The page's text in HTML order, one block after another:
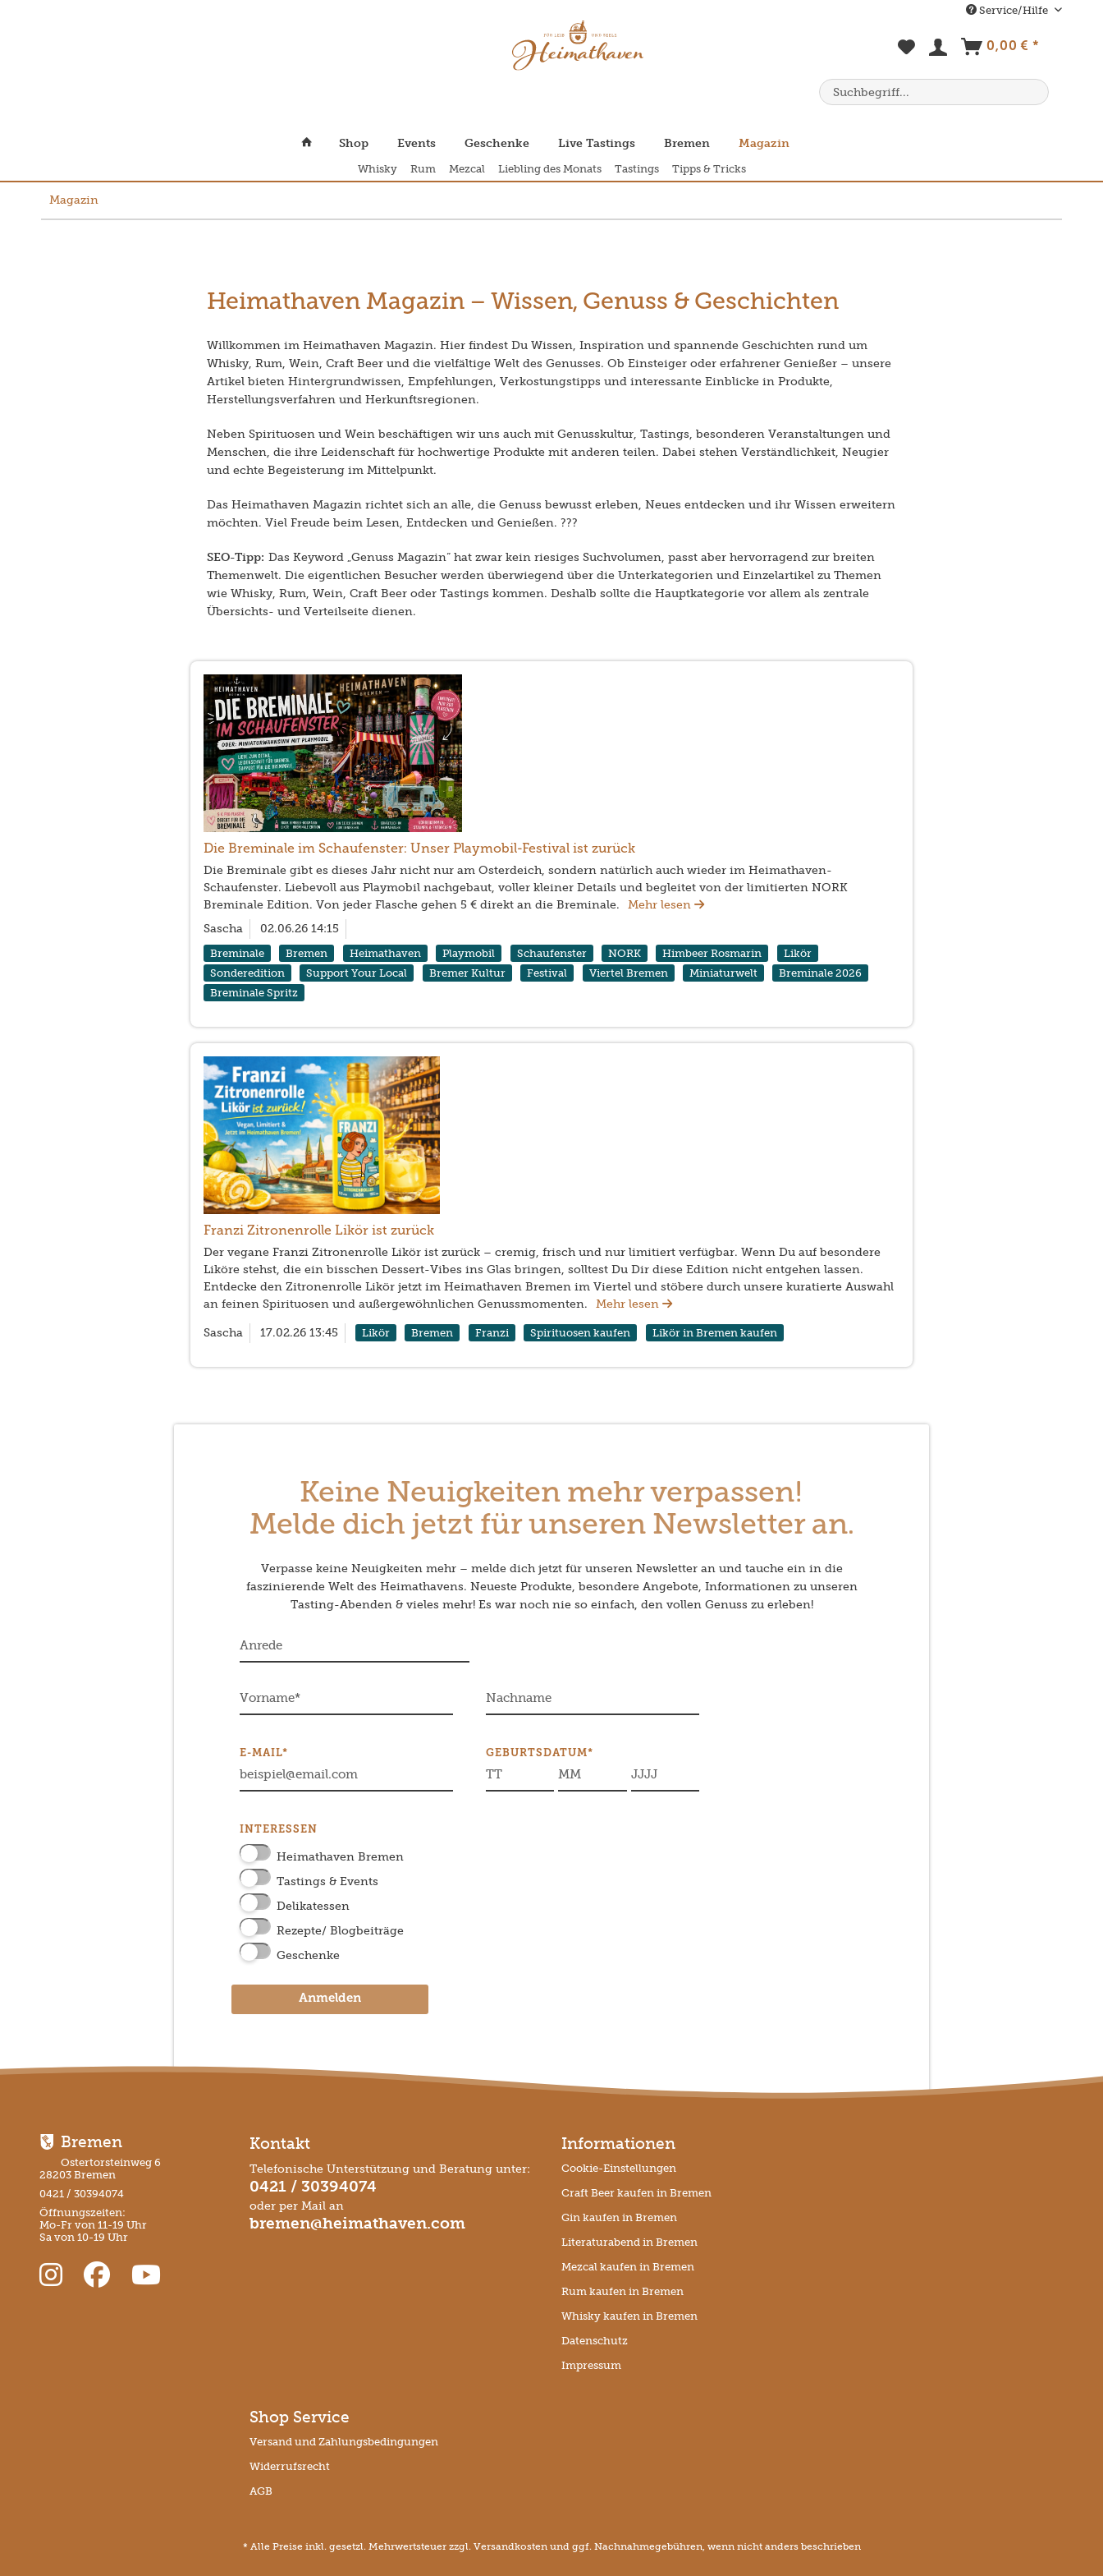
Service/Hilfe
0,00 € *
Shop Events Geschenke Live Tastings Bremen Magazin
Whisky Rum Mezcal Liebling des Monats Tastings Tipps & Tricks
Magazin
Heimathaven Magazin – Wissen, Genuss & Geschichten
Willkommen im Heimathaven Magazin. Hier findest Du Wissen, Inspiration und spannende Geschichten rund um
Whisky, Rum, Wein, Craft Beer und die vielfältige Welt des Genusses. Ob Einsteiger oder erfahrener Genießer – unsere
Artikel bieten Hintergrundwissen, Empfehlungen, Verkostungstipps und interessante Einblicke in Produkte,
Herstellungsverfahren und Herkunftsregionen.
Neben Spirituosen und Wein beschäftigen wir uns auch mit Genusskultur, Tastings, besonderen Veranstaltungen und
Menschen, die ihre Leidenschaft für hochwertige Produkte mit anderen teilen. Dabei stehen Verständlichkeit, Neugier
und echte Begeisterung im Mittelpunkt.
Das Heimathaven Magazin richtet sich an alle, die Genuss bewusst erleben, Neues entdecken und ihr Wissen erweitern
möchten. Viel Freude beim Lesen, Entdecken und Genießen. ???
SEO-Tipp: Das Keyword „Genuss Magazin“ hat zwar kein riesiges Suchvolumen, passt aber hervorragend zur breiten
Themenwelt. Die eigentlichen Besucher werden überwiegend über die Unterkategorien und Einzelartikel zu Themen
wie Whisky, Rum, Wein, Craft Beer oder Tastings kommen. Deshalb sollte die Hauptkategorie vor allem als zentrale
Übersichts- und Verteilseite dienen.
Die Breminale im Schaufenster: Unser Playmobil-Festival ist zurück
Die Breminale gibt es dieses Jahr nicht nur am Osterdeich, sondern natürlich auch wieder im Heimathaven-
Schaufenster. Liebevoll aus Playmobil nachgebaut, voller kleiner Details und begleitet von der limitierten NORK
Breminale Edition. Von jeder Flasche gehen 5 € direkt an die Breminale.
Mehr lesen
Sascha
02.06.26 14:15
Breminale Bremen Heimathaven Playmobil Schaufenster NORK Himbeer Rosmarin
Likör
Sonderedition
Support Your Local Bremer Kultur Festival Viertel Bremen Miniaturwelt
Breminale 2026
Breminale Spritz
Franzi Zitronenrolle Likör ist zurück
Der vegane Franzi Zitronenrolle Likör ist zurück – cremig, frisch und nur limitiert verfügbar. Wenn Du auf besondere
Liköre stehst, die ein bisschen Dessert-Vibes ins Glas bringen, solltest Du Dir diese Edition nicht entgehen lassen.
Entdecke den Zitronenrolle Likör jetzt im Heimathaven Bremen im Viertel und stöbere durch unsere kuratierte Auswahl
an feinen Spirituosen und außergewöhnlichen Genussmomenten.
Mehr lesen
Sascha 17.02.26 13:45 Likör Bremen Franzi Spirituosen kaufen Likör in Bremen kaufen
Keine Neuigkeiten mehr verpassen!
Melde dich jetzt für unseren Newsletter an.
Verpasse keine Neuigkeiten mehr – melde dich jetzt für unseren Newsletter an und tauche ein in die
faszinierende Welt des Heimathavens. Neueste Produkte, besondere Angebote, Informationen zu unseren
Tasting-Abenden & vieles mehr! Es war noch nie so einfach, den vollen Genuss zu erleben!
E-MAIL* GEBURTSDATUM*
INTERESSEN
Heimathaven Bremen
Tastings & Events
Delikatessen
Rezepte/ Blogbeiträge
Geschenke
Anmelden
Bremen
Ostertorsteinweg 6
28203 Bremen
0421 / 30394074
Öffnungszeiten:
Mo-Fr von 11-19 Uhr
Sa von 10-19 Uhr
Kontakt
Telefonische Unterstützung und Beratung unter:
0421 / 30394074
oder per Mail an
bremen@heimathaven.com
Informationen
Cookie-Einstellungen
Craft Beer kaufen in Bremen
Gin kaufen in Bremen
Literaturabend in Bremen
Mezcal kaufen in Bremen
Rum kaufen in Bremen
Whisky kaufen in Bremen
Datenschutz
Impressum
Shop Service
Versand und Zahlungsbedingungen
Widerrufsrecht
AGB
* Alle Preise inkl. gesetzl. Mehrwertsteuer zzgl. Versandkostenund ggf. Nachnahmegebühren, wenn nicht anders beschrieben